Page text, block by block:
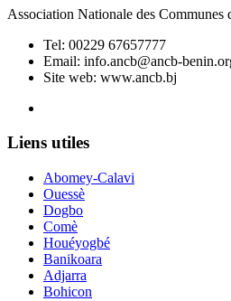
Association Nationale des
Tel: 00229 67657777
Email: info.ancb@ancb-
Site web: www.ancb.bj
Liens utiles
Abomey-Calavi
Ouessè
Dogbo
Comè
Houéyogbé
Banikoara
Adjarra
Bohicon